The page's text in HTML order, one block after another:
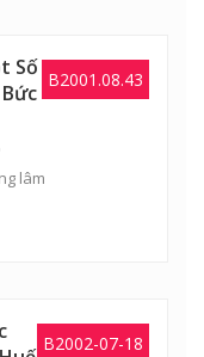
B2001.08.43
Số
lâm
B2002-07-18